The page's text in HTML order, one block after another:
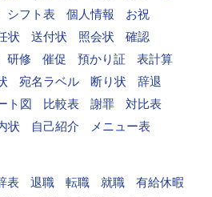
シフト表 個人情報
お祝
状 送付状 照会状
確認
研修 催促 預かり証
表計算
宛名ラベル 断り状
辞退
ト図 比較表 謝罪
対比表
状 自己紹介 メニュー表
表 退職 転職 就職
有給休暇